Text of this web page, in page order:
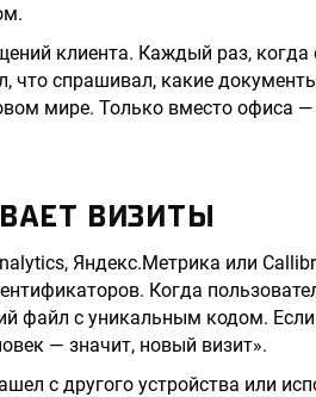
клиента. Каждый раз,
что спрашивал, какие
мире. Только вместо офиса —
ВИЗИТЫ
Яндекс.Метрика или
Когда
файл с уникальным кодом. Если
— значит, новый визит».
с другого устройства или